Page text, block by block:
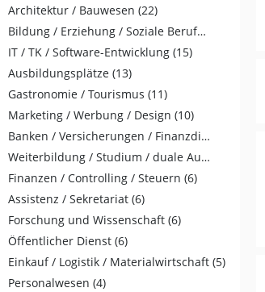
Architektur / Bauwesen (22)
Bildung / Erziehung / Soziale Berufe (17)
IT / TK / Software-Entwicklung (15)
Ausbildungsplätze (13)
Gastronomie / Tourismus (11)
Marketing / Werbung / Design (10)
Banken / Versicherungen / Finanzdienstleister (8)
Weiterbildung / Studium / duale Ausbildung (7)
Finanzen / Controlling / Steuern (6)
Assistenz / Sekretariat (6)
Forschung und Wissenschaft (6)
Öffentlicher Dienst (6)
Einkauf / Logistik / Materialwirtschaft (5)
Personalwesen (4)